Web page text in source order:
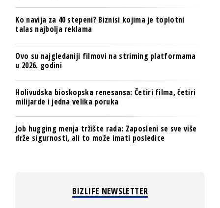
Ko navija za 40 stepeni? Biznisi kojima je toplotni
talas najbolja reklama
Ovo su najgledaniji filmovi na striming platformama
u 2026. godini
Holivudska bioskopska renesansa: Četiri filma, četiri
milijarde i jedna velika poruka
Job hugging menja tržište rada: Zaposleni se sve više
drže sigurnosti, ali to može imati posledice
BIZLIFE NEWSLETTER